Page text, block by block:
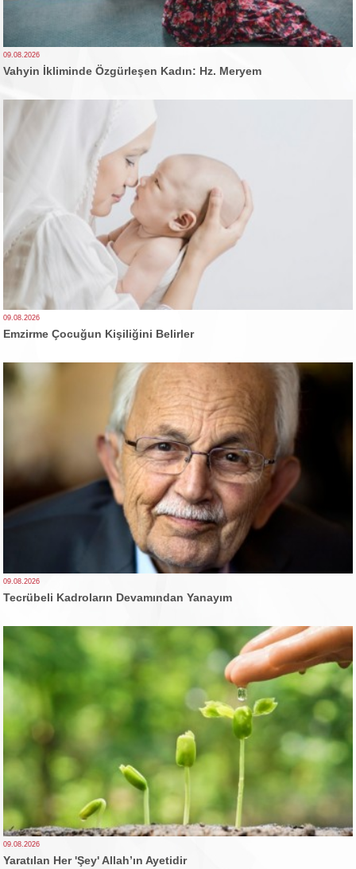
09.08.2026
Vahyin İkliminde Özgürleşen Kadın: Hz. Meryem
09.08.2026
Emzirme Çocuğun Kişiliğini Belirler
09.08.2026
Tecrübeli Kadroların Devamından Yanayım
09.08.2026
Yaratılan Her 'Şey' Allah’ın Ayetidir